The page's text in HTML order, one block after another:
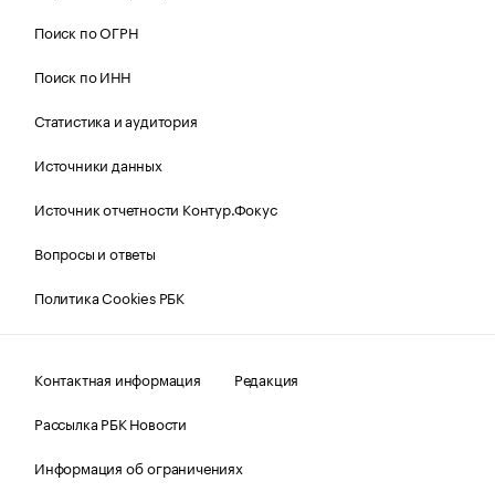
Поиск по ОГРН
Поиск по ИНН
Статистика и аудитория
Источники данных
Источник отчетности Контур.Фокус
Вопросы и ответы
Политика Cookies РБК
Контактная информация
Редакция
Рассылка РБК Новости
Информация об ограничениях